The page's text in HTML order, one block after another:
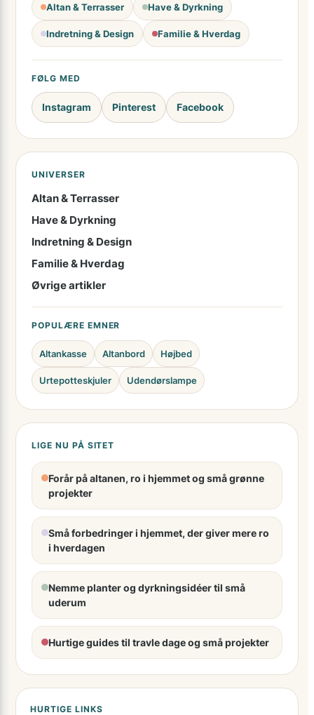
Altan & Terrasser Have & Dyrkning
Indretning & Design Familie & Hverdag
FØLG MED
Instagram Pinterest Facebook
UNIVERSER
Altan & Terrasser
Have & Dyrkning
Indretning & Design
Familie & Hverdag
Øvrige artikler
POPULÆRE EMNER
Altankasse Altanbord Højbed
Urtepotteskjuler Udendørslampe
LIGE NU PÅ SITET
Forår på altanen, ro i hjemmet og små grønne
projekter
Små forbedringer i hjemmet, der giver mere ro
i hverdagen
Nemme planter og dyrkningsidéer til små
uderum
Hurtige guides til travle dage og små projekter
HURTIGE LINKS